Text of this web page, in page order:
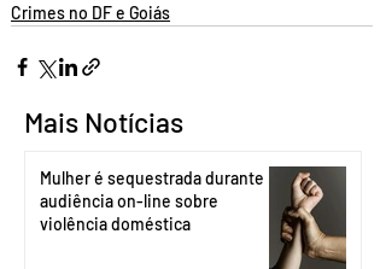
Crimes no DF e Goiás
Mais Notícias
Mulher é sequestrada durante
audiência on-line sobre
violência doméstica